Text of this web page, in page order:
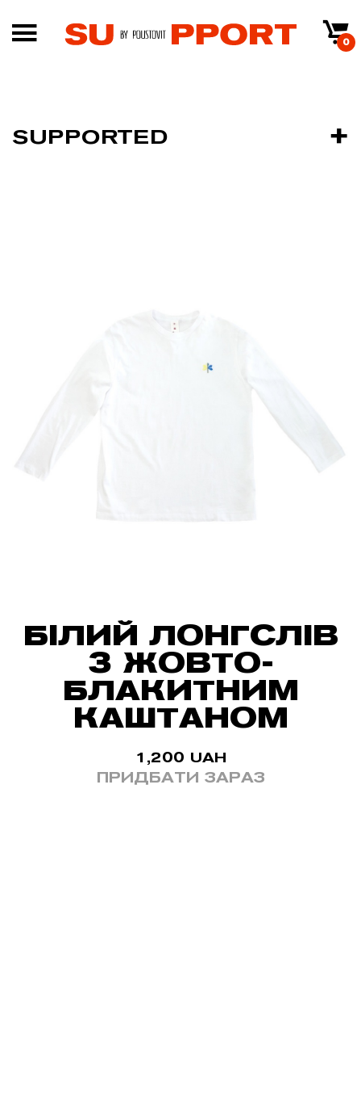
0
SUPPORTED
БІЛИЙ ЛОНГСЛІВ
З ЖОВТО-
БЛАКИТНИМ
КАШТАНОМ
1,200 UAH
ПРИДБАТИ ЗАРАЗ